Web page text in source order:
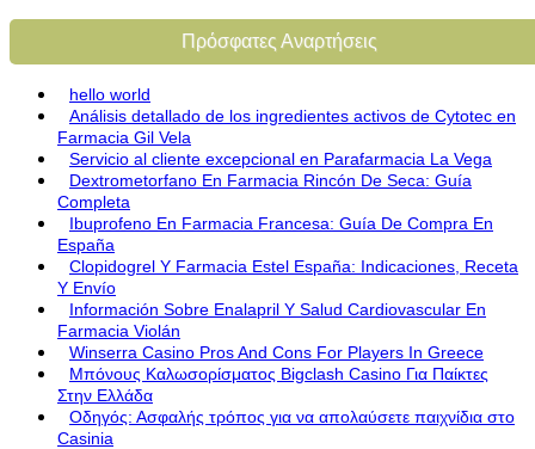
Πρόσφατες Αναρτήσεις
hello world
Análisis detallado de los ingredientes activos de Cytotec en
Farmacia Gil Vela
Servicio al cliente excepcional en Parafarmacia La Vega
Dextrometorfano En Farmacia Rincón De Seca: Guía
Completa
Ibuprofeno En Farmacia Francesa: Guía De Compra En
España
Clopidogrel Y Farmacia Estel España: Indicaciones, Receta
Y Envío
Información Sobre Enalapril Y Salud Cardiovascular En
Farmacia Violán
Winserra Casino Pros And Cons For Players In Greece
Μπόνους Καλωσορίσματος Bigclash Casino Για Παίκτες
Στην Ελλάδα
Οδηγός: Ασφαλής τρόπος για να απολαύσετε παιχνίδια στο
Casinia